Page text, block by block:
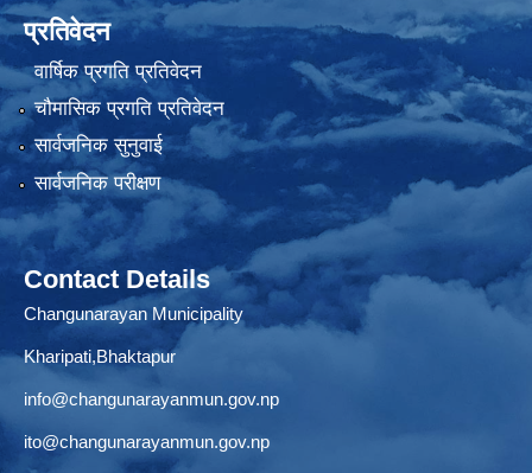
प्रतिवेदन
वार्षिक प्रगति प्रतिवेदन
चौमासिक प्रगति प्रतिवेदन
सार्वजनिक सुनुवाई
सार्वजनिक परीक्षण
Contact Details
Changunarayan Municipality
Kharipati,Bhaktapur
info@changunarayanmun.gov.np
ito@changunarayanmun.gov.np